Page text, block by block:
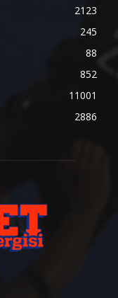
2123
245
88
852
11001
2886